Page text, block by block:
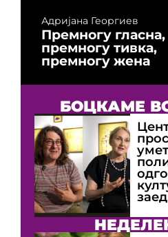
Адријана Георгиев
Премногу гласна,
премногу тивка,
премногу жена
БОЦКАМЕ